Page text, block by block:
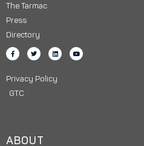
The Tarmac
Press
Directory
Privacy Policy
GTC
ABOUT